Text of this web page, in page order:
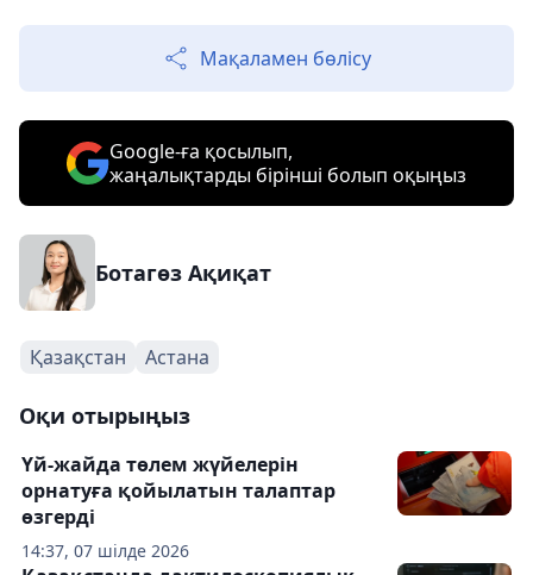
Мақаламен бөлісу
Google-ға қосылып,
жаңалықтарды бірінші болып оқыңыз
Ботагөз Ақиқат
Қазақстан Астана
Оқи отырыңыз
14:37, 07 шілде 2026
Үй-жайда төлем жүйелерін
орнатуға қойылатын талаптар
өзгерді